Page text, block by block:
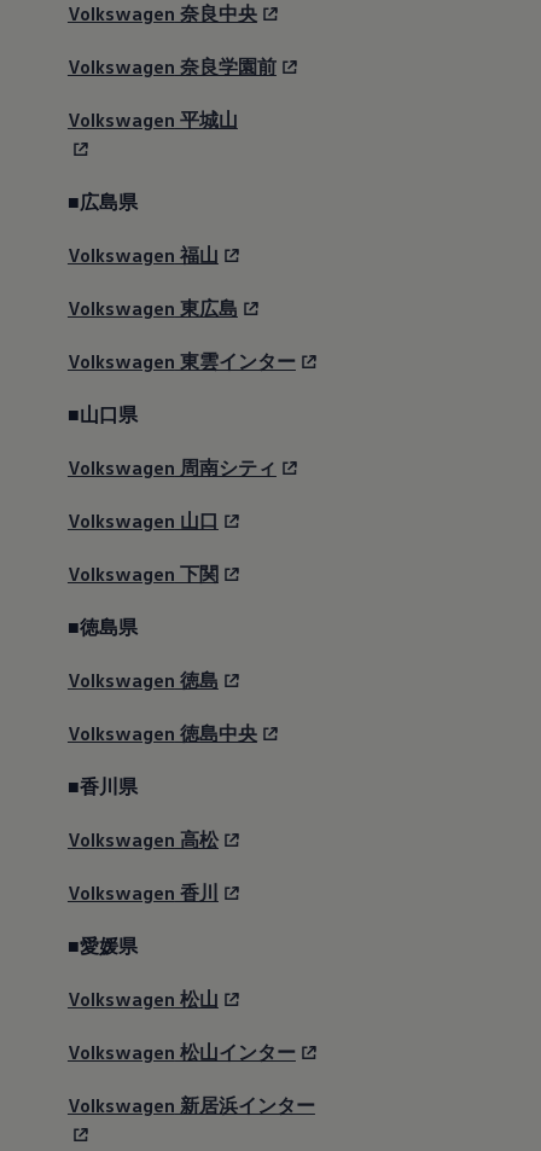
ドアミラーハウジング、ヘッドライトハウジング、
フロントグリル、リヤモデルバッジ〈全てブラッ
（ブラック/シルバー）
Volkswagen
Volkswagen 奈良中央
Volkswagen 奈良学園前
Volkswagen 平城山
■広島県
Volkswagen 福山
Volkswagen 東広島
Volkswagen 東雲インター
■山口県
Volkswagen 周南シティ
Volkswagen 山口
Volkswagen 下関
■徳島県
Volkswagen 徳島
Volkswagen 徳島中央
■香川県
Volkswagen 高松
Volkswagen 香川
■愛媛県
Volkswagen 松山
Volkswagen 松山インター
Volkswagen 新居浜インター